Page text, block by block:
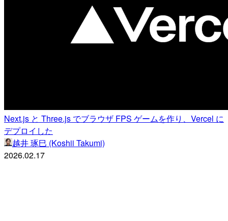
Next.js と Three.js でブラウザ FPS ゲームを作り、Vercel に
デプロイした
越井 琢巳 (Koshii Takumi)
2026.02.17